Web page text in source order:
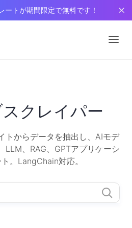
ートが期間限定で無料です！
クレイパー
トからデータを抽出し、AIモデ
LLM、RAG、GPTアプリケーシ
。LangChain対応。